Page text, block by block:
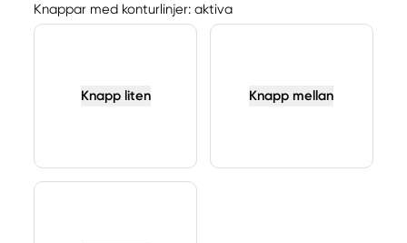
Knappar med konturlinjer: aktiva
Knapp liten Knapp mellan